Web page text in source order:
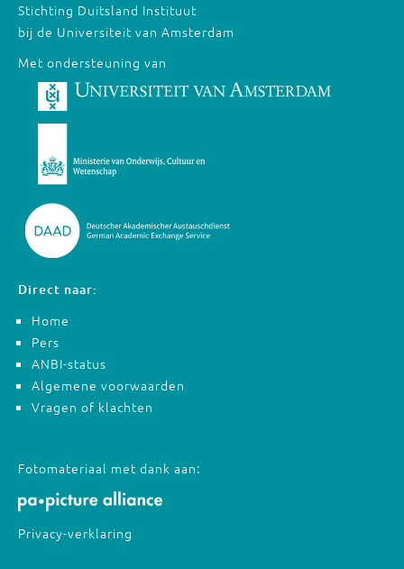
Stichting Duitsland Instituut
bij de Universiteit van Amsterdam
Met ondersteuning van
Direct naar:
Home
Pers
ANBI-status
Algemene voorwaarden
Vragen of klachten
Fotomateriaal met dank aan:
Privacy-verklaring